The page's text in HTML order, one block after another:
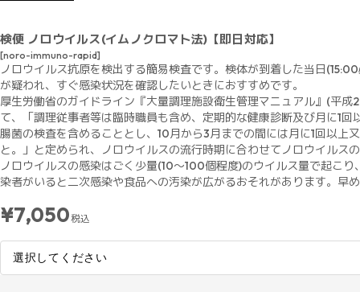
検便 ノロウイルス(イムノクロマト法)【即日対応】
[noro-immuno-rapid]
ノロウイルス抗原を検出する簡易検査です。検体が到着した当日
が疑われ、すぐ感染状況を確認したいときにおすすめです。
厚生労働省のガイドライン『大量調理施設衛生管理マニュアル』(平
て、「調理従事者等は臨時職員も含め、定期的な健康診断及び月に1
腸菌の検査を含めることとし、10月から3月までの間には月に1回以上
と。」と定められ、ノロウイルスの流行時期に合わせてノロウイルス
ノロウイルスの感染はごく少量(10～100個程度)のウイルス量で起こ
染者がいると二次感染や食品への汚染が広がるおそれがあります。早
¥7,050税込